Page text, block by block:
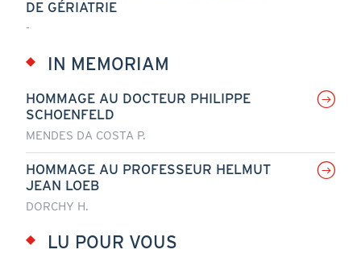
DE GÉRIATRIE
-
IN MEMORIAM
HOMMAGE AU DOCTEUR PHILIPPE
SCHOENFELD
MENDES DA COSTA P.
HOMMAGE AU PROFESSEUR HELMUT
JEAN LOEB
DORCHY H.
LU POUR VOUS